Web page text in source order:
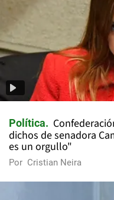
Política
dichos de senadora
es un orgullo"
Por Cristian Neira